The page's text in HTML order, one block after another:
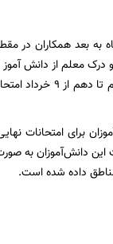
بعد همکاران در
درک معلم از دانش
چند تغییر نسبت به
برای امتحانات
این دانش‌آموزان به
داده شده است.